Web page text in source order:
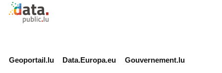
Retour à l'accueil de data.public.lu
Geoportail.lu Data.Europa.eu Gouvernement.lu